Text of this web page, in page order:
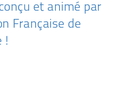
et animé par
Française de
!